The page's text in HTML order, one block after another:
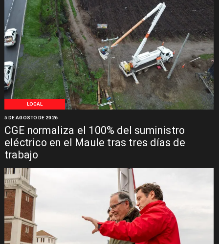
LOCAL
CGE normaliza el 100% del suministro
eléctrico en el Maule tras tres días de
trabajo
5 DE AGOSTO DE 2026